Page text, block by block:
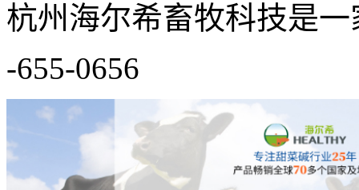
杭州海尔希畜牧科技是
-655-0656